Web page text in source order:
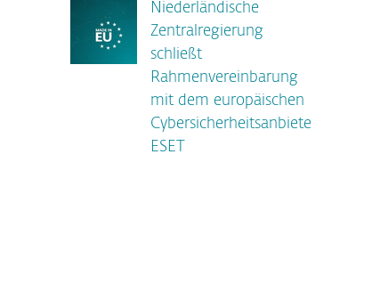
Niederländische
Zentralregierung
schließt
Rahmenvereinbarung
mit dem europäischen
Cybersicherheitsanbieter
ESET